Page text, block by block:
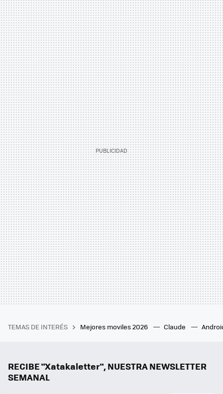
TEMAS DE INTERÉS Mejores moviles 2026 Claude
RECIBE "Xatakaletter", NUESTRA NEWSLETTER
SEMANAL